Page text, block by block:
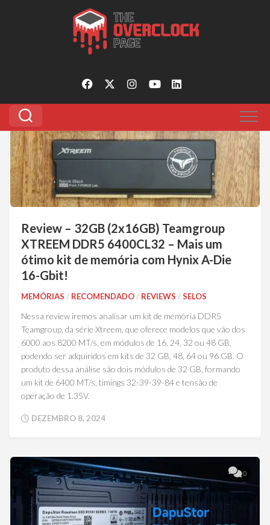
Reviews
Review – 32GB (2x16GB) Teamgroup
XTREEM DDR5 6400CL32 – Mais um
ótimo kit de memória com Hynix A-Die
16-Gbit!
MEMÓRIAS / RECOMENDADO/ REVIEWS /SELOS
Nessa review iremos analisar um kit de memória DDR5
Teamgroup, da série Xtreem, que oferece modelos que vão dos
6000 aos 8200 MT/s, em módulos de 16, 24, 32 ou 48 GB,
podendo ser adquiridos em kits de 32 GB, 48, 64 ou 96 GB. O
produto dessa análise são dois módulos de 32 GB, formando
um kit de 6400 MT/s, timings 32-39-39-84 e tensão de
operação de 1.35V.
DEZEMBRO 8, 2024
0